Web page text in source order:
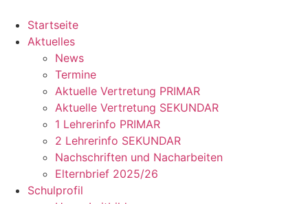
Inhalt
springen
Startseite
Aktuelles
News
Termine
Aktuelle Vertretung PRIMAR
Aktuelle Vertretung SEKUNDAR
1 Lehrerinfo PRIMAR
2 Lehrerinfo SEKUNDAR
Nachschriften und Nacharbeiten
Elternbrief 2025/26
Schulprofil